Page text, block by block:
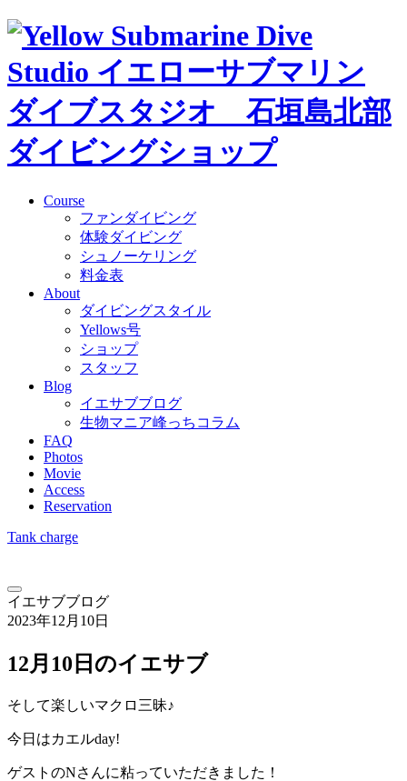
Course
ファンダイビング
体験ダイビング
シュノーケリング
料金表
About
ダイビングスタイル
Yellows号
ショップ
スタッフ
Blog
イエサブブログ
生物マニア峰っちコラム
FAQ
Photos
Movie
Access
Reservation
Tank charge
イエサブブログ
2023年12月10日
12月10日のイエサブ
そして楽しいマクロ三昧♪
今日はカエルday!
ゲストのNさんに粘っていただきました！